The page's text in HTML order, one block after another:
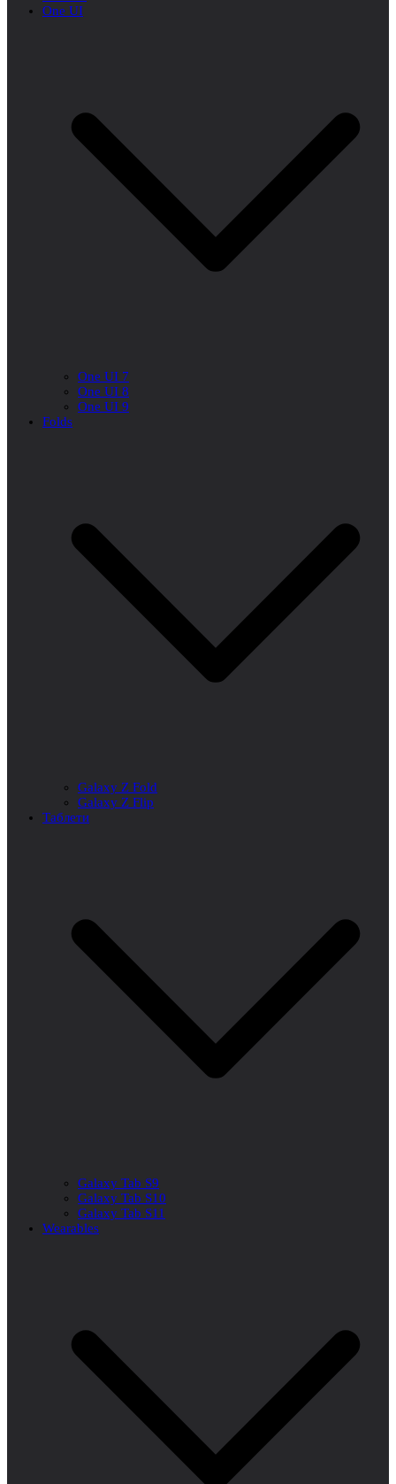
One UI
One UI 7
One UI 8
One UI 9
Folds
Galaxy Z Fold
Galaxy Z Flip
Таблети
Galaxy Tab S9
Galaxy Tab S10
Galaxy Tab S11
Wearables